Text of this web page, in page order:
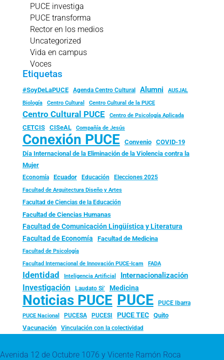
PUCE investiga
PUCE transforma
Rector en los medios
Uncategorized
Vida en campus
Voces
Etiquetas
#SoyDeLaPUCE Agenda Centro Cultural Alumni
AUSJAL
Biología
Centro Cultural Centro Cultural de la PUCE
Centro Cultural PUCE Centro de Psicología Aplicada
CETCIS CISeAL Compañía de Jesús
Conexión PUCE Convenio
COVID-19
Día Internacional de la Eliminación de la Violencia contra la
Mujer
Economía Ecuador Educación Elecciones 2025
Facultad de Arquitectura Diseño y Artes
Facultad de Ciencias de la Educación
Facultad de Ciencias Humanas
Facultad de Comunicación Lingüística y Literatura
Facultad de Economía Facultad de Medicina
Facultad de Psicología
Facultad Internacional de Innovación PUCE-Icam FADA
Identidad Inteligencia Artificial Internacionalización
Investigación Laudato Si’ Medicina
Noticias PUCE PUCE PUCE Ibarra
PUCE Nacional PUCESA PUCESI PUCE TEC
Quito
Vacunación
Vinculación con la colectividad
Avenida 12 de Octubre 1076 y Vicente Ramón Roca